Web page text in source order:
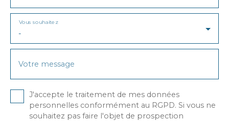
-
Vous souhaitez
Votre message
J'accepte le traitement de mes données
personnelles conformément au RGPD. Si vous ne
souhaitez pas faire l'objet de prospection